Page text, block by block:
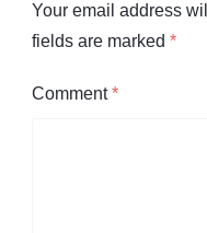
Your email address
fields are marked *
Comment*